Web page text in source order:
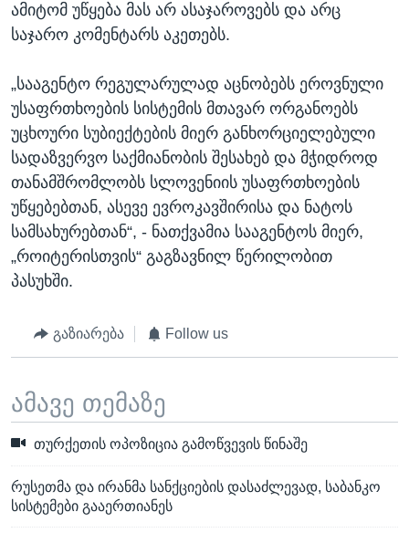
ამიტომ უწყება მას არ ასაჯაროვებს და არც
საჯარო კომენტარს აკეთებს.
„სააგენტო რეგულარულად აცნობებს ეროვნული
უსაფრთხოების სისტემის მთავარ ორგანოებს
უცხოური სუბიექტების მიერ განხორციელებული
სადაზვერვო საქმიანობის შესახებ და მჭიდროდ
თანამშრომლობს სლოვენიის უსაფრთხოების
უწყებებთან, ასევე ევროკავშირისა და ნატოს
სამსახურებთან“, - ნათქვამია სააგენტოს მიერ,
„როიტერისთვის“ გაგზავნილ წერილობით
პასუხში.
გაზიარება Follow us
ამავე თემაზე
თურქეთის ოპოზიცია გამოწვევის წინაშე
რუსეთმა და ირანმა სანქციების დასაძლევად, საბანკო
სისტემები გააერთიანეს